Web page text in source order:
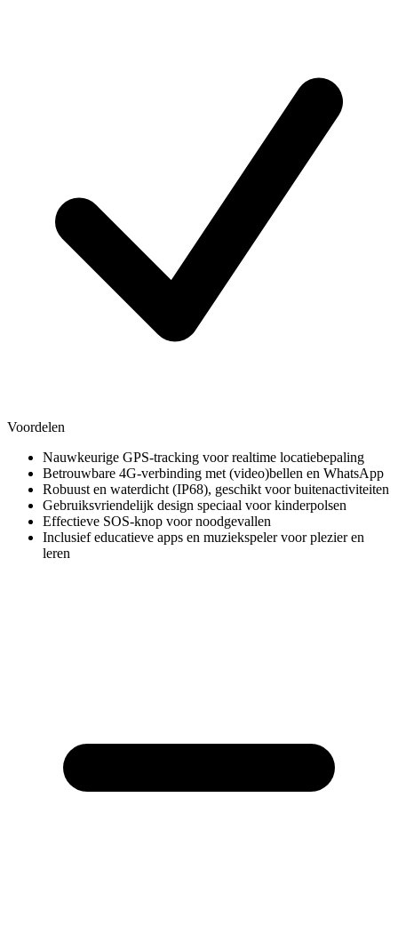
Voordelen
Nauwkeurige GPS-tracking voor realtime locatiebepaling
Betrouwbare 4G-verbinding met (video)bellen en WhatsApp
Robuust en waterdicht (IP68), geschikt voor buitenactiviteiten
Gebruiksvriendelijk design speciaal voor kinderpolsen
Effectieve SOS-knop voor noodgevallen
Inclusief educatieve apps en muziekspeler voor plezier en
leren